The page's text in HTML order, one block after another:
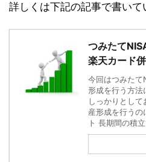
詳しくは下記の記事で書いて
つみたて
楽天カード
今回はつみたて
形成を行う方法
しっかりとし
産形成を行うの
ト 長期間の積